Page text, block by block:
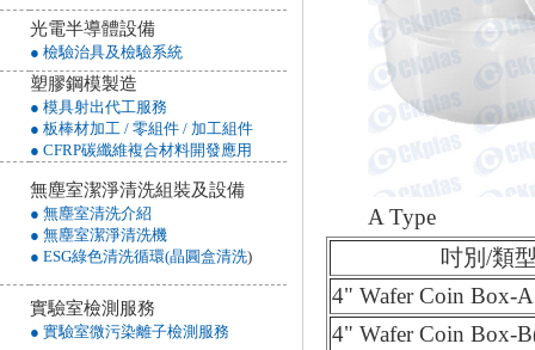
光電半導體設備
● 檢驗治具及檢驗系統
塑膠鋼模製造
● 模具射出代工服務
● 板棒材加工 / 零組件 / 加工組件
● CFRP碳纖維複合材料開發應用
無塵室潔淨清洗組裝及設備
● 無塵室清洗介紹
● 無塵室潔淨清洗機
● ESG綠色清洗循環(晶圓盒清洗)
實驗室檢測服務
● 實驗室微污染離子檢測服務
A Type
吋別/類
4" Wafer Coin Box-A
4" Wafer Coin Box-